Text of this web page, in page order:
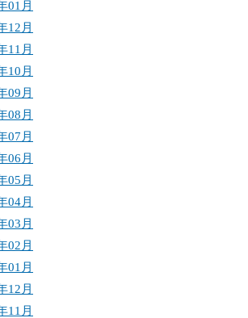
01月
12月
11月
10月
09月
08月
07月
06月
05月
04月
03月
02月
01月
12月
11月